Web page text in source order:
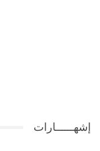
إشهــــــارات